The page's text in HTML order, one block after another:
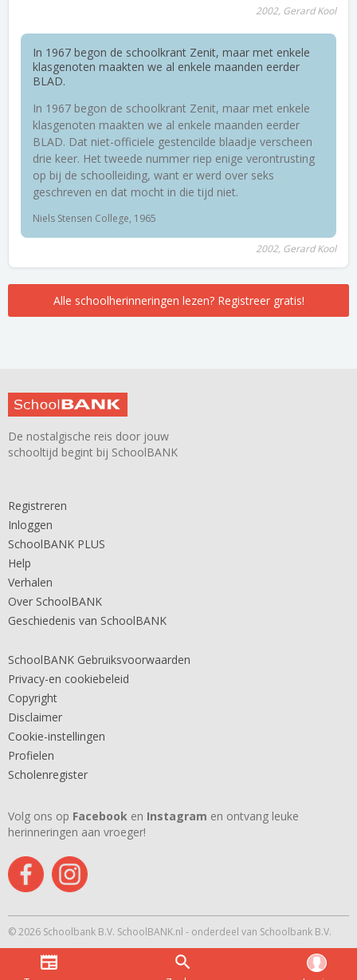
2002, Gerard Kool
In 1967 begon de schoolkrant Zenit, maar met enkele
klasgenoten maakten we al enkele maanden eerder
BLAD.
In 1967 begon de schoolkrant Zenit, maar met enkele
klasgenoten maakten we al enkele maanden eerder
BLAD. Dat niet-officiele gestencilde blaadje verscheen
drie keer. Het tweede nummer riep enige verontrusting
op bij de schoolleiding, want er werd over seks
geschreven en dat mocht in die tijd niet.
Niels Stensen College, 1965
2002, Gerard Kool
Alle schoolherinneringen lezen? Registreer gratis!
De nostalgische reis door jouw
schooltijd begint bij SchoolBANK
Registreren
Inloggen
SchoolBANK PLUS
Help
Verhalen
Over SchoolBANK
Geschiedenis van SchoolBANK
SchoolBANK Gebruiksvoorwaarden
Privacy-en cookiebeleid
Copyright
Disclaimer
Cookie-instellingen
Profielen
Scholenregister
Volg ons op Facebook en Instagram en ontvang leuke
herinneringen aan vroeger!
© 2026 Schoolbank B.V. SchoolBANK.nl - onderdeel van Schoolbank B.V.